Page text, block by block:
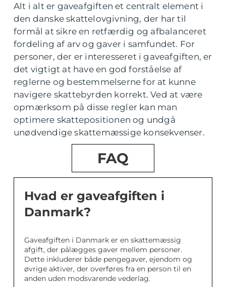
Alt i alt er gaveafgiften et centralt element i
den danske skattelovgivning, der har til
formål at sikre en retfærdig og afbalanceret
fordeling af arv og gaver i samfundet. For
personer, der er interesseret i gaveafgiften, er
det vigtigt at have en god forståelse af
reglerne og bestemmelserne for at kunne
navigere skattebyrden korrekt. Ved at være
opmærksom på disse regler kan man
optimere skattepositionen og undgå
unødvendige skattemæssige konsekvenser.
FAQ
Hvad er gaveafgiften i
Danmark?
Gaveafgiften i Danmark er en skattemæssig
afgift, der pålægges gaver mellem personer.
Dette inkluderer både pengegaver, ejendom og
øvrige aktiver, der overføres fra en person til en
anden uden modsvarende vederlag.